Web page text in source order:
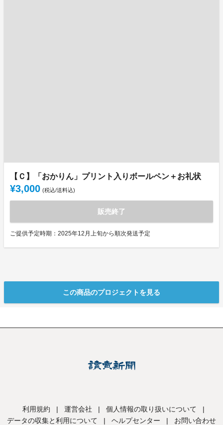
【Ｃ】「おかりん」プリント入りボールペン＋お礼状
¥3,000 (税込/送料込)
販売終了
ご提供予定時期：2025年12月上旬から順次発送予定
この商品のプロジェクトを見る
利用規約 | 運営会社 | 個人情報の取り扱いについて
|
データの収集と利用について
| ヘルプセンター | お問い合わせ